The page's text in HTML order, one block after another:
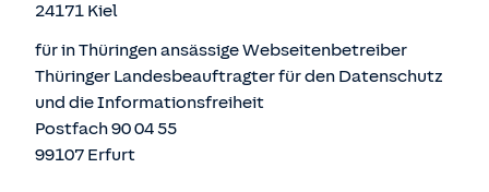
24171 Kiel
für in Thüringen ansässige Webseitenbetreiber
Thüringer Landesbeauftragter für den Datenschutz
und die Informationsfreiheit
Postfach 90 04 55
99107 Erfurt